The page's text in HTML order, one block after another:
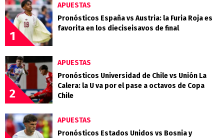
1
APUESTAS
Pronósticos España vs Austria: la Furia Roja es
favorita en los dieciseisavos de final
2
APUESTAS
Pronósticos Universidad de Chile vs Unión La
Calera: la U va por el pase a octavos de Copa
Chile
APUESTAS
Pronósticos Estados Unidos vs Bosnia y